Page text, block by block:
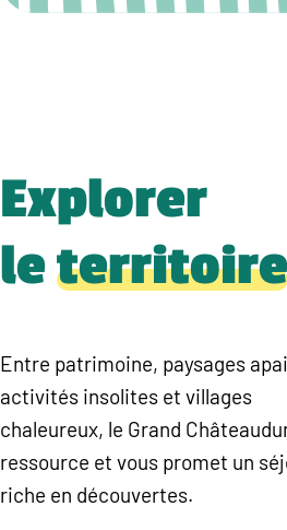
Explorer
leterritoire
Entre patrimoine, paysages
activités insolites et villages
chaleureux, le Grand
ressource et vous promet un
riche en découvertes.